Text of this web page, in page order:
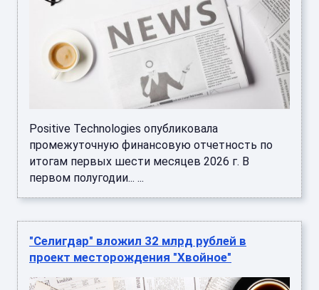
Positive Technologies опубликовала
промежуточную финансовую отчетность по
итогам первых шести месяцев 2026 г. В
первом полугодии... ...
"Селигдар" вложил 32 млрд рублей в
проект месторождения "Хвойное"